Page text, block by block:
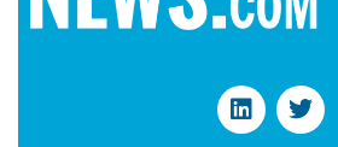
L
i
T
w